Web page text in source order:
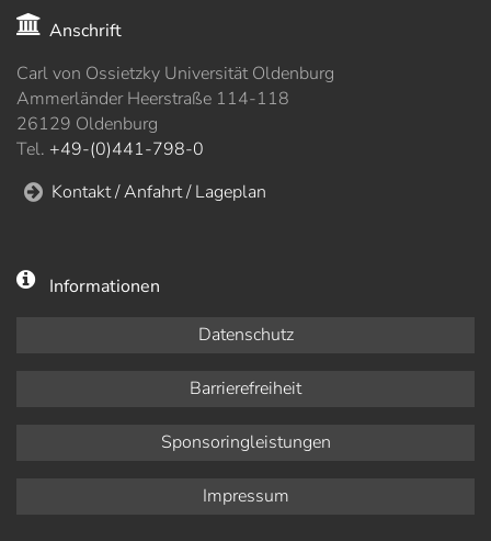
Anschrift
Carl von Ossietzky Universität Oldenburg
Ammerländer Heerstraße 114-118
26129 Oldenburg
Tel. +49-(0)441-798-0
Kontakt / Anfahrt / Lageplan
Informationen
Datenschutz
Barrierefreiheit
Sponsoringleistungen
Impressum